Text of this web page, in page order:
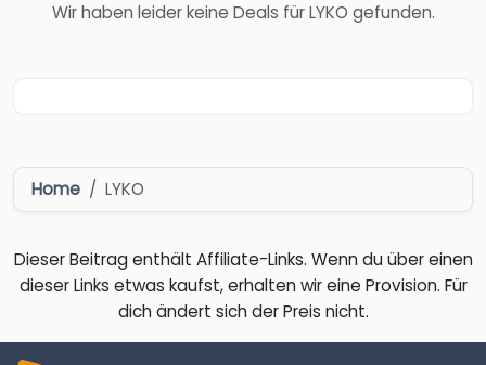
Wir haben leider keine Deals für LYKO gefunden.
Home LYKO
Dieser Beitrag enthält Affiliate-Links. Wenn du über einen
dieser Links etwas kaufst, erhalten wir eine Provision. Für
dich ändert sich der Preis nicht.